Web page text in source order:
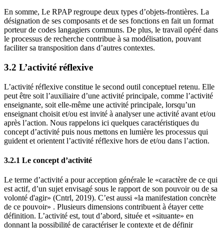
En somme, Le RPAP regroupe deux types d’objets-frontières. La
désignation de ses composants et de ses fonctions en fait un format
porteur de codes langagiers communs. De plus, le travail opéré dans
le processus de recherche contribue à sa modélisation, pouvant
faciliter sa transposition dans d’autres contextes.
3.2 L’activité réflexive
L’activité réflexive constitue le second outil conceptuel retenu. Elle
peut être soit l’auxiliaire d’une activité principale, comme l’activité
enseignante, soit elle-même une activité principale, lorsqu’un
enseignant choisit et/ou est invité à analyser une activité avant et/ou
après l’action. Nous rappelons ici quelques caractéristiques du
concept d’activité puis nous mettons en lumière les processus qui
guident et orientent l’activité réflexive hors de et/ou dans l’action.
3.2.1 Le concept d’activité
Le terme d’activité a pour acception générale le «caractère de ce qui
est actif, d’un sujet envisagé sous le rapport de son pouvoir ou de sa
volonté d'agir» (Cntrl, 2019). C’est aussi «la manifestation concrète
de ce pouvoir» . Plusieurs dimensions contribuent à étayer cette
définition. L’activité est, tout d’abord, située et «situante» en
donnant la possibilité de caractériser le contexte et de définir